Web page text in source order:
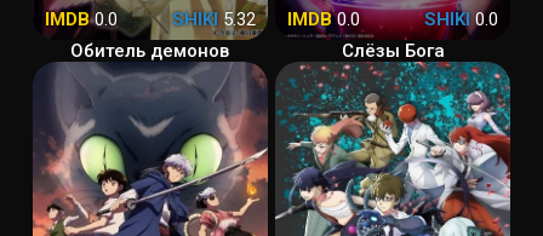
IMDB0.0 SHIKI5.32
Обитель демонов
IMDB0.0 SHIKI0.0
Слёзы Бога